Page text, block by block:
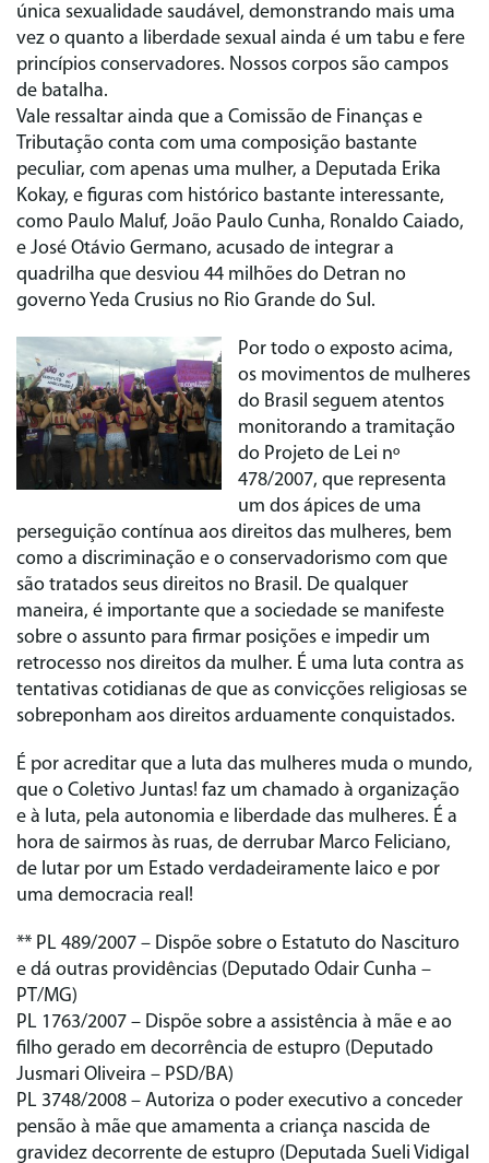
única sexualidade saudável, demonstrando mais uma
vez o quanto a liberdade sexual ainda é um tabu e fere
princípios conservadores. Nossos corpos são campos
de batalha.
Vale ressaltar ainda que a Comissão de Finanças e
Tributação conta com uma composição bastante
peculiar, com apenas uma mulher, a Deputada Erika
Kokay, e figuras com histórico bastante interessante,
como Paulo Maluf, João Paulo Cunha, Ronaldo Caiado,
e José Otávio Germano, acusado de integrar a
quadrilha que desviou 44 milhões do Detran no
governo Yeda Crusius no Rio Grande do Sul.
Por todo o exposto acima,
os movimentos de mulheres
do Brasil seguem atentos
monitorando a tramitação
do Projeto de Lei nº
478/2007, que representa
um dos ápices de uma
perseguição contínua aos direitos das mulheres, bem
como a discriminação e o conservadorismo com que
são tratados seus direitos no Brasil. De qualquer
maneira, é importante que a sociedade se manifeste
sobre o assunto para firmar posições e impedir um
retrocesso nos direitos da mulher. É uma luta contra as
tentativas cotidianas de que as convicções religiosas se
sobreponham aos direitos arduamente conquistados.
É por acreditar que a luta das mulheres muda o mundo,
que o Coletivo Juntas! faz um chamado à organização
e à luta, pela autonomia e liberdade das mulheres. É a
hora de sairmos às ruas, de derrubar Marco Feliciano,
de lutar por um Estado verdadeiramente laico e por
uma democracia real!
** PL 489/2007 – Dispõe sobre o Estatuto do Nascituro
e dá outras providências (Deputado Odair Cunha –
PT/MG)
PL 1763/2007 – Dispõe sobre a assistência à mãe e ao
filho gerado em decorrência de estupro (Deputado
Jusmari Oliveira – PSD/BA)
PL 3748/2008 – Autoriza o poder executivo a conceder
pensão à mãe que amamenta a criança nascida de
gravidez decorrente de estupro (Deputada Sueli Vidigal